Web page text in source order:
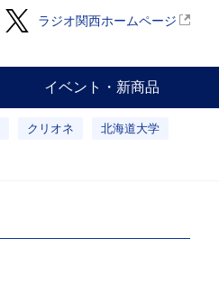
ラジオ関西ホームページ
イベント・新商品
クリオネ 北海道大学